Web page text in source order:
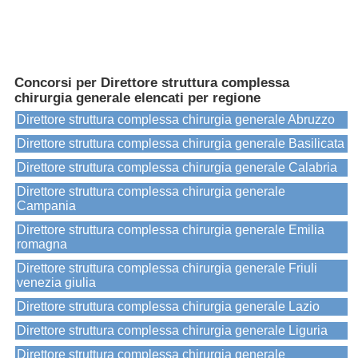
Concorsi per Direttore struttura complessa
chirurgia generale elencati per regione
Direttore struttura complessa chirurgia generale Abruzzo
Direttore struttura complessa chirurgia generale Basilicata
Direttore struttura complessa chirurgia generale Calabria
Direttore struttura complessa chirurgia generale
Campania
Direttore struttura complessa chirurgia generale Emilia
romagna
Direttore struttura complessa chirurgia generale Friuli
venezia giulia
Direttore struttura complessa chirurgia generale Lazio
Direttore struttura complessa chirurgia generale Liguria
Direttore struttura complessa chirurgia generale